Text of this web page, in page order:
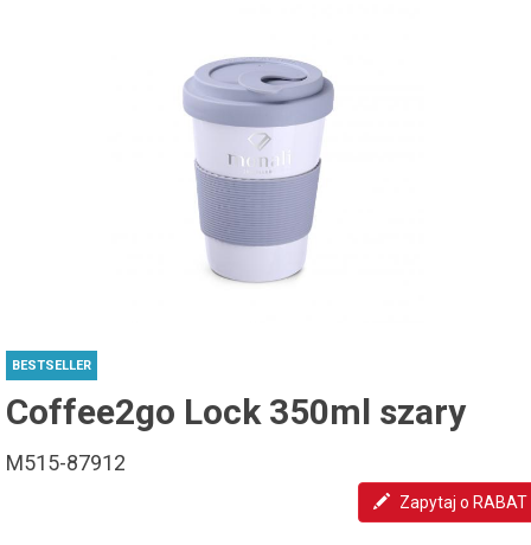
BESTSELLER
Coffee2go Lock 350ml szary
M515-87912
Zapytaj o RABAT